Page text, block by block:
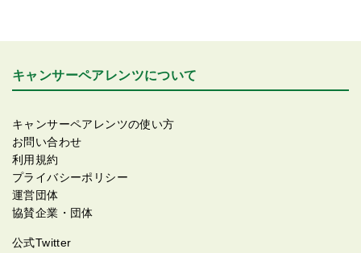
キャンサーペアレンツについて
キャンサーペアレンツの使い方
お問い合わせ
利用規約
プライバシーポリシー
運営団体
協賛企業・団体
公式Twitter